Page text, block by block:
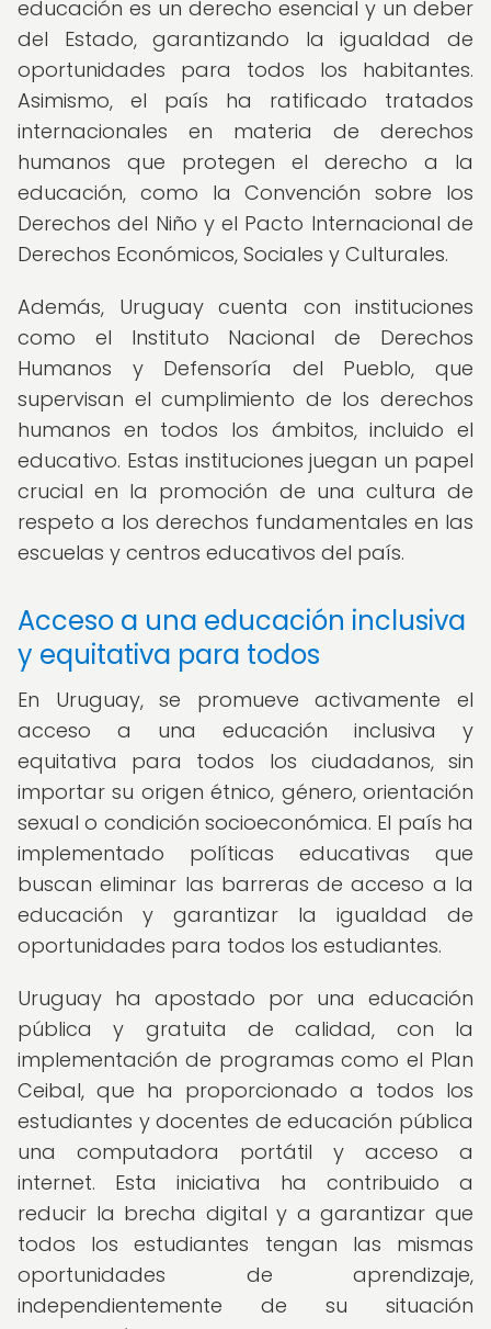
educación es un derecho esencial y un deber
del Estado, garantizando la igualdad de
oportunidades para todos los habitantes.
Asimismo, el país ha ratificado tratados
internacionales en materia de derechos
humanos que protegen el derecho a la
educación, como la Convención sobre los
Derechos del Niño y el Pacto Internacional de
Derechos Económicos, Sociales y Culturales.
Además, Uruguay cuenta con instituciones
como el Instituto Nacional de Derechos
Humanos y Defensoría del Pueblo, que
supervisan el cumplimiento de los derechos
humanos en todos los ámbitos, incluido el
educativo. Estas instituciones juegan un papel
crucial en la promoción de una cultura de
respeto a los derechos fundamentales en las
escuelas y centros educativos del país.
Acceso a una educación inclusiva
y equitativa para todos
En Uruguay, se promueve activamente el
acceso a una educación inclusiva y
equitativa para todos los ciudadanos, sin
importar su origen étnico, género, orientación
sexual o condición socioeconómica. El país ha
implementado políticas educativas que
buscan eliminar las barreras de acceso a la
educación y garantizar la igualdad de
oportunidades para todos los estudiantes.
Uruguay ha apostado por una educación
pública y gratuita de calidad, con la
implementación de programas como el Plan
Ceibal, que ha proporcionado a todos los
estudiantes y docentes de educación pública
una computadora portátil y acceso a
internet. Esta iniciativa ha contribuido a
reducir la brecha digital y a garantizar que
todos los estudiantes tengan las mismas
oportunidades de aprendizaje,
independientemente de su situación